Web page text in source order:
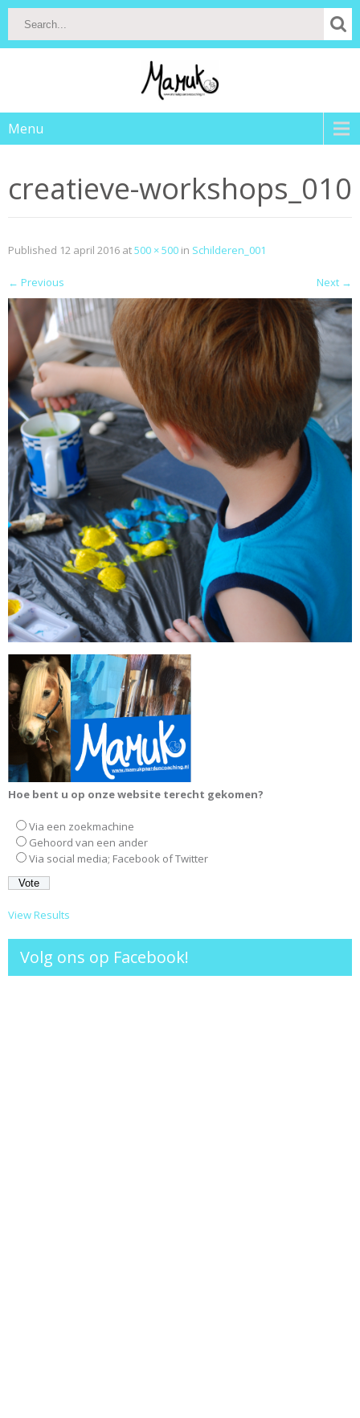
Menu
creatieve-workshops_010
Published 12 april 2016 at500 × 500 in Schilderen_001
← Previous Next →
Hoe bent u op onze website terecht gekomen?
Via een zoekmachine
Gehoord van een ander
Via social media; Facebook of Twitter
View Results
Volg ons op Facebook!